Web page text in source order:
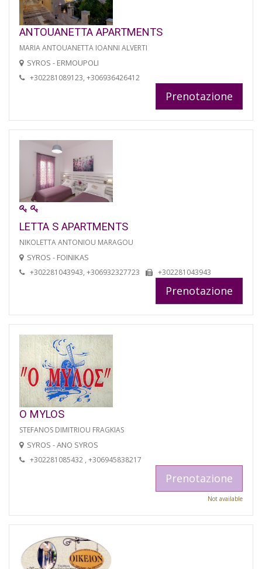
ANTOUANETTA APARTMENTS
MARIA ANTOUANETTA IOANNI ALVERTI
SYROS - ERMOUPOLI
+302281089123, +306936426412
Prenotazione
LETTA S APARTMENTS
NIKOLETTA ANTONIOU MARAGOU
SYROS - FOINIKAS
+302281043943, +306932327723 +302281043943
Prenotazione
O MYLOS
STEFANOS DIMITRIOU FRAGKIAS
SYROS - ANO SYROS
+302281085432 , +306945838217
Prenotazione
Not available